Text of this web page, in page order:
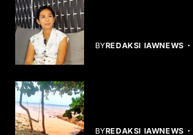
BYREDAKSI IAWNEWS
BYREDAKSI IAWNEWS